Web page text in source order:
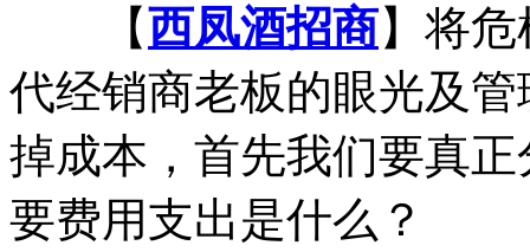
【西凤酒招商】将
代经销商老板的眼光及
掉成本，首先我们要真
要费用支出是什么？